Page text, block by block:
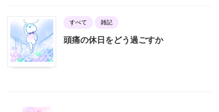
すべて 雑記
頭痛の休日をどう過ごすか